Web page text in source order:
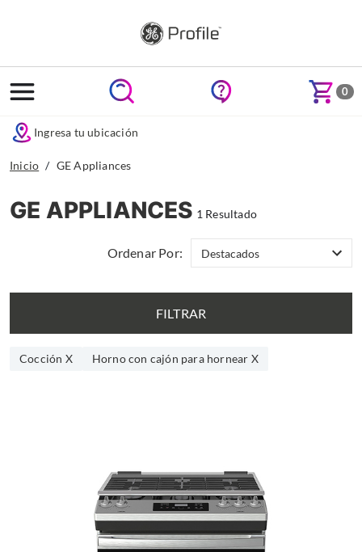
0
Ingresa tu ubicación
Inicio GE Appliances
GE APPLIANCES 1 Resultado
Ordenar Por:
FILTRAR
Cocción X Horno con cajón para hornear X